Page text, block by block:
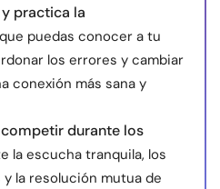
practica la
puedas conocer a tu
los errores y cambiar
conexión más sana y
durante los
la escucha tranquila, los
la resolución mutua de